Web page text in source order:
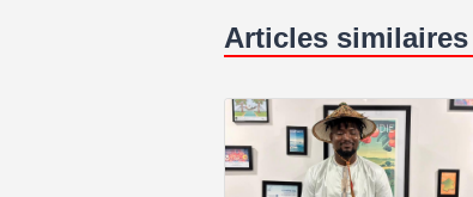
Articles similaires